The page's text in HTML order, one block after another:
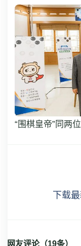
“围棋皇帝”同两
下载
网友评论（19条）